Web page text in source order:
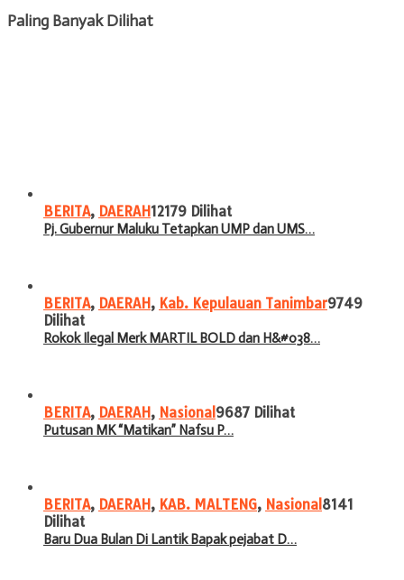
Paling Banyak Dilihat
BERITA, DAERAH 12179 Dilihat
Pj. Gubernur Maluku Tetapkan UMP dan UMS…
BERITA, DAERAH , Kab. Kepulauan Tanimbar9749
Dilihat
Rokok Ilegal Merk MARTIL BOLD dan H&#038…
BERITA, DAERAH , Nasional 9687 Dilihat
Putusan MK “Matikan” Nafsu P…
BERITA, DAERAH , KAB. MALTENG, Nasional 8141
Dilihat
Baru Dua Bulan Di Lantik Bapak pejabat D…